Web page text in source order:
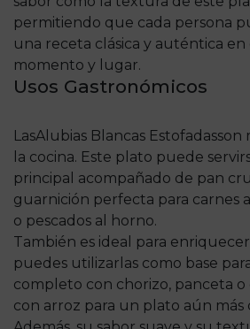
permitiendo que cada persona
una receta clásica y auténtica
momento y lugar.
Usos Gastronómicos
LasAlubias Blancas Estofadasson
la cocina. Este plato puede
principal acompañado de pan
guarnición perfecta para carnes
o pescados al horno.
También es ideal para
puedes utilizarlas como base
completo con chorizo, panceta o
con arroz para un plato aún